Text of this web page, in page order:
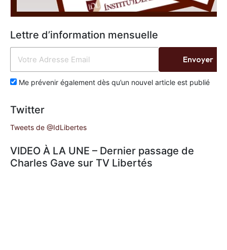
Lettre d’information mensuelle
Me prévenir également dès qu’un nouvel article est publié
Envoyer
Twitter
Tweets de @IdLibertes
VIDEO À LA UNE – Dernier passage de
Charles Gave sur TV Libertés